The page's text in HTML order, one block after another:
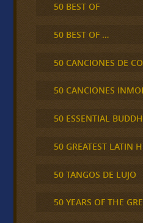
50 BEST OF
50 BEST OF …
50 CANCIONES DE
50 CANCIONES
50 ESSENTIAL
50 GREATEST LATIN
50 TANGOS DE LUJO
50 YEARS OF THE